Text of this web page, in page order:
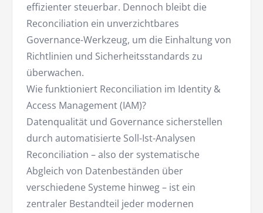
effizienter steuerbar. Dennoch bleibt die
Reconciliation ein unverzichtbares
Governance-Werkzeug, um die Einhaltung von
Richtlinien und Sicherheitsstandards zu
überwachen.
Wie funktioniert Reconciliation im Identity &
Access Management (IAM)?
Datenqualität und Governance sicherstellen
durch automatisierte Soll-Ist-Analysen
Reconciliation – also der systematische
Abgleich von Datenbeständen über
verschiedene Systeme hinweg – ist ein
zentraler Bestandteil jeder modernen